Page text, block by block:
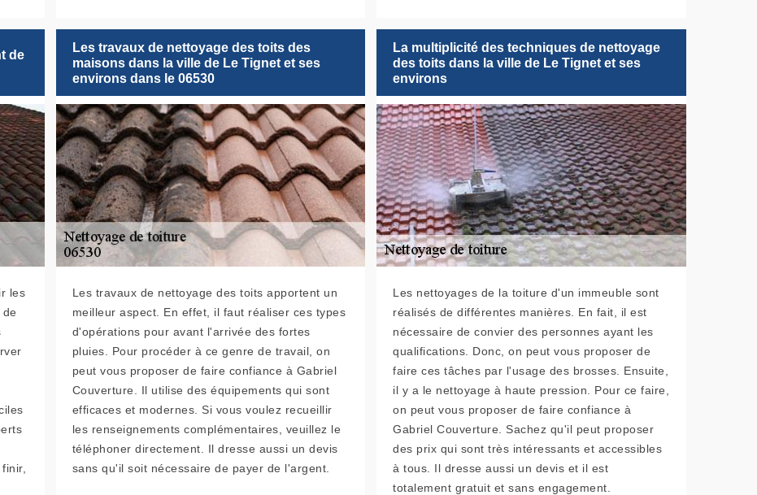
de
les
Les travaux de nettoyage des toits des
maisons dans la ville de Le Tignet et ses
environs dans le 06530
Les travaux de nettoyage des toits apportent un
meilleur aspect. En effet, il faut réaliser ces types
d'opérations pour avant l'arrivée des fortes
pluies. Pour procéder à ce genre de travail, on
peut vous proposer de faire confiance à Gabriel
Couverture. Il utilise des équipements qui sont
efficaces et modernes. Si vous voulez recueillir
les renseignements complémentaires, veuillez le
téléphoner directement. Il dresse aussi un devis
sans qu'il soit nécessaire de payer de l'argent.
La multiplicité des techniques de nettoyage
des toits dans la ville de Le Tignet et ses
environs
Les nettoyages de la toiture d'un immeuble sont
réalisés de différentes manières. En fait, il est
nécessaire de convier des personnes ayant les
qualifications. Donc, on peut vous proposer de
faire ces tâches par l'usage des brosses. Ensuite,
il y a le nettoyage à haute pression. Pour ce faire,
on peut vous proposer de faire confiance à
Gabriel Couverture. Sachez qu'il peut proposer
des prix qui sont très intéressants et accessibles
à tous. Il dresse aussi un devis et il est
totalement gratuit et sans engagement.